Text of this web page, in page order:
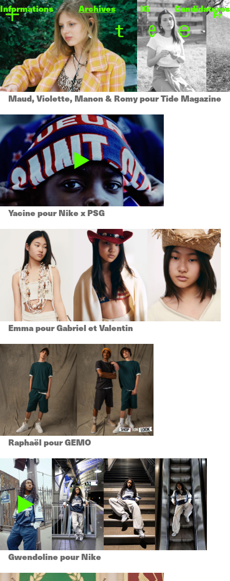
Informations Archives IG Candidatures
Fr
Maud, Violette, Manon & Romy pour Tide Magazine
Yacine pour Nike x PSG
Emma pour Gabriel et Valentin
Raphaël pour GEMO
Gwendoline pour Nike